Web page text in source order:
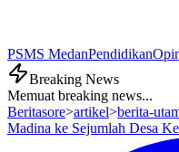
PSMS MedanPendidikan
Breaking News
Memuat breaking news...
Beritasore>artikel>berita-
Madina ke Sejumlah Desa